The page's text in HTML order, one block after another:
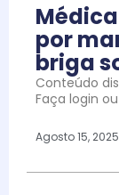
por
briga
Conteúdo
Faça login
Agosto 15, 2025